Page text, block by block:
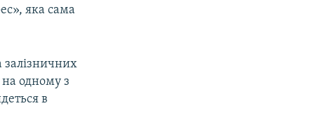
яка сама
залізничних
одному з
в